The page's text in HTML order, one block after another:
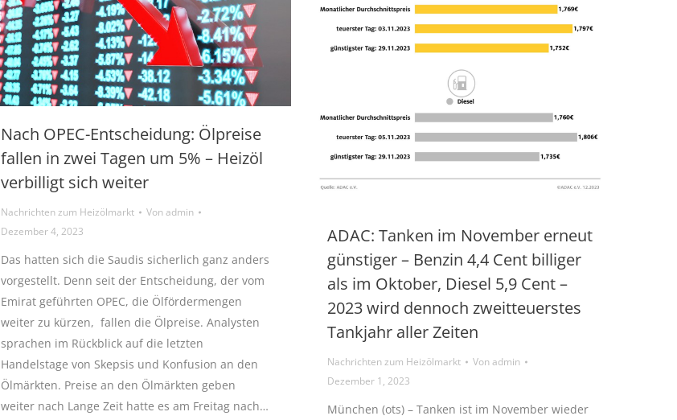
Nach OPEC-Entscheidung: Ölpreise
fallen in zwei Tagen um 5% – Heizöl
verbilligt sich weiter
Nachrichten zum Heizölmarkt Vonadmin
Dezember 4, 2023
Das hatten sich die Saudis sicherlich ganz anders
vorgestellt. Denn seit der Entscheidung, der vom
Emirat geführten OPEC, die Ölfördermengen
weiter zu kürzen, fallen die Ölpreise. Analysten
sprachen im Rückblick auf die letzten
Handelstage von Skepsis und Konfusion an den
Ölmärkten. Preise an den Ölmärkten geben
weiter nach Lange Zeit hatte es am Freitag nach…
ADAC: Tanken im November erneut
günstiger – Benzin 4,4 Cent billiger
als im Oktober, Diesel 5,9 Cent –
2023 wird dennoch zweitteuerstes
Tankjahr aller Zeiten
Nachrichten zum Heizölmarkt Vonadmin
Dezember 1, 2023
München (ots) – Tanken ist im November wieder